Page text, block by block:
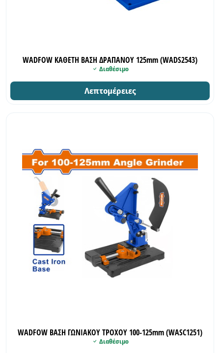
WADFOW ΚΑΘΕΤΗ ΒΑΣΗ ΔΡΑΠΑΝΟΥ 125mm (WADS2543)
Διαθέσιμο
Λεπτομέρειες
WADFOW ΒΑΣΗ ΓΩΝΙΑΚΟΥ ΤΡΟΧΟΥ 100-125mm (WASC1251)
Διαθέσιμο